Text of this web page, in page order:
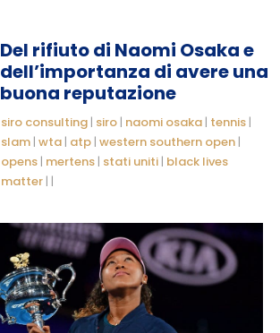
Del rifiuto di Naomi Osaka e
dell’importanza di avere una
buona reputazione
siro consulting | siro | naomi osaka | tennis |
slam | wta | atp | western southern open |
opens | mertens | stati uniti | black lives
matter | |